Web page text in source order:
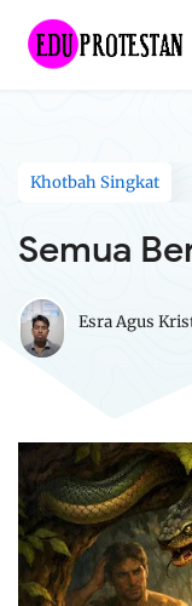
Khotbah Singkat
Semua
Esra Agus